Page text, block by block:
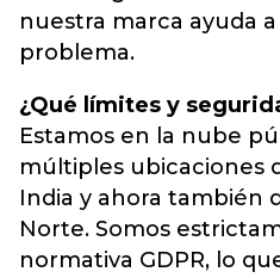
nuestra marca ayuda
problema.
¿Qué límites y
Estamos en la nube
múltiples ubicaciones
India y ahora también
Norte. Somos
normativa GDPR, lo